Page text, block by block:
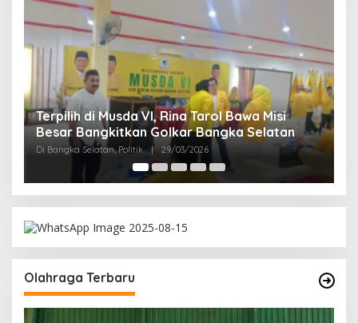
Terpilih di Musda VI, Rina Tarol Bawa Misi
Besar Bangkitkan Golkar Bangka Selatan
Di Bangka Selatan, Politik | 29/03/2026
Olahraga Terbaru